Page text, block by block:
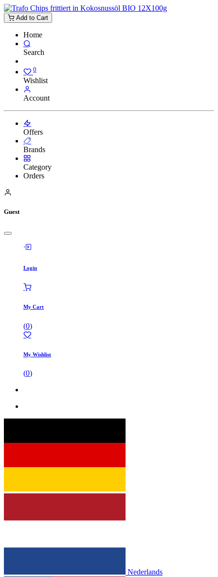
Add to Cart
Home
Search
0
Wishlist
Account
Offers
Brands
Category
Orders
Guest
Login
My Cart
(0)
My Wishlist
(0)
Nederlands